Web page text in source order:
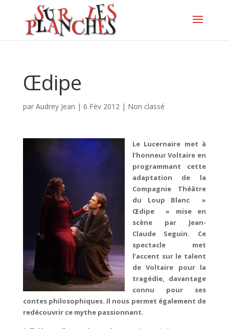
Œdipe
par Audrey Jean | 6 Fév 2012| Non classé
Le Lucernaire met à
l’honneur Voltaire en
programmant cette
adaptation de la
Compagnie Théâtre
du Loup Blanc »
Œdipe » mise en
scène par Jean-
Claude Seguin. Ce
spectacle met
l’accent sur le talent
de Voltaire pour la
tragédie, davantage
connu pour ses
contes philosophiques. Il nous permet également de
redécouvrir ce mythe passionnant.